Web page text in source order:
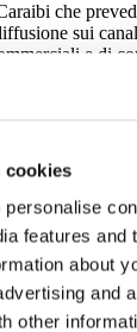
cookies
features and
about
and
other
che
sui
e di
operatori,
, comune
PRESENTA A